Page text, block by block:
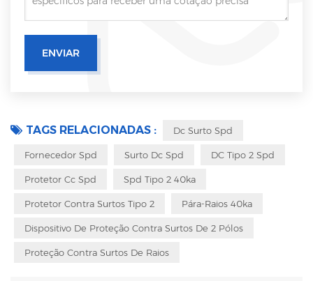
TAGS RELACIONADAS : Dc Surto Spd
Fornecedor Spd Surto Dc Spd DC Tipo 2 Spd
Protetor Cc Spd Spd Tipo 2 40ka
Protetor Contra Surtos Tipo 2 Pára-Raios 40ka
Dispositivo De Proteção Contra Surtos De 2 Pólos
Proteção Contra Surtos De Raios